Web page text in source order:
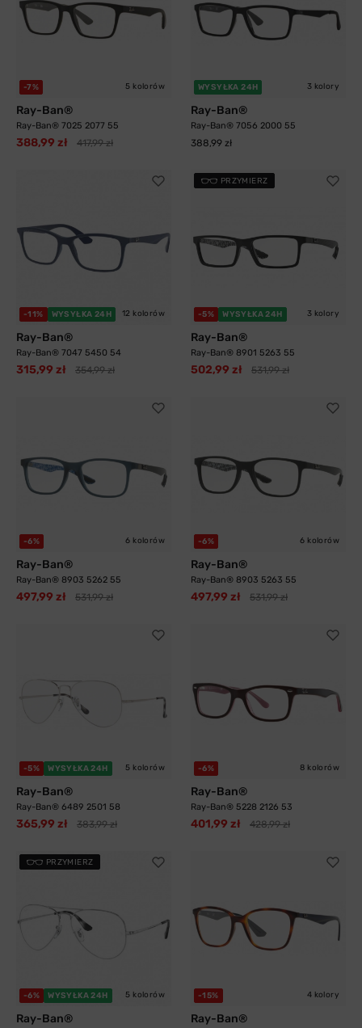
-7% 5 kolorów
Ray-Ban®
Ray-Ban® 7025 2077 55
388,99 zł 417,99 zł
WYSYŁKA 24H 3 kolory
Ray-Ban®
Ray-Ban® 7056 2000 55
388,99 zł
-11% WYSYŁKA 24H 12 kolorów
Ray-Ban®
Ray-Ban® 7047 5450 54
315,99 zł 354,99 zł
PRZYMIERZ
-5% WYSYŁKA 24H 3 kolory
Ray-Ban®
Ray-Ban® 8901 5263 55
502,99 zł 531,99 zł
-6% 6 kolorów
Ray-Ban®
Ray-Ban® 8903 5262 55
497,99 zł 531,99 zł
-6% 6 kolorów
Ray-Ban®
Ray-Ban® 8903 5263 55
497,99 zł 531,99 zł
-5% WYSYŁKA 24H 5 kolorów
Ray-Ban®
Ray-Ban® 6489 2501 58
365,99 zł 383,99 zł
-6% 8 kolorów
Ray-Ban®
Ray-Ban® 5228 2126 53
401,99 zł 428,99 zł
PRZYMIERZ
-6% WYSYŁKA 24H 5 kolorów
Ray-Ban®
-15% 4 kolory
Ray-Ban®